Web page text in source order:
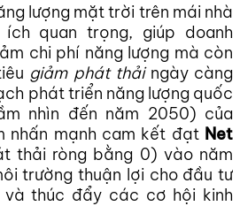
lượng mặt trời trên mái nhà
quan trọng, giúp doanh
chi phí năng lượng mà còn
giảm phát thảingày càng
phát triển năng lượng quốc
nhìn đến năm 2050) của
nhấn mạnh cam kết đạt Net
thải ròng bằng 0) vào năm
trường thuận lợi cho đầu tư
thúc đẩy các cơ hội kinh